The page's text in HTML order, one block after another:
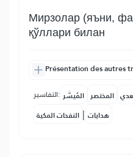
Мирзолар (яъни,
қўллари билан
Présentation des autres
التفاسير: المُيسَّر المختصر
النفحات المكية | هدايات